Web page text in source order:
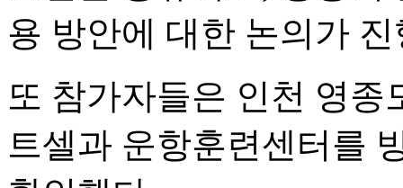
용 방안에 대한 논의가
또 참가자들은 인천 영
트셀과 운항훈련센터를